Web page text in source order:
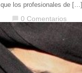
que los profesionales de […]
chat_bubble 0 Comentarios